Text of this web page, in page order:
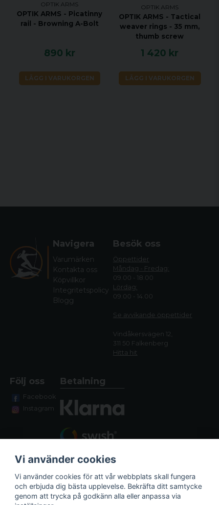
OPTIK ARMS
OPTIK ARMS - Picatinny
rail - Browning A-Bolt
890 kr
LÄGG I VARUKORGEN
OPTIK ARMS
OPTIK ARMS - Tactical
weaver rings - 35 mm,
thumb screw
1 420 kr
LÄGG I VARUKORGEN
Navigera
Varumärken
Kontakta oss
Köpvillkor
Integritetspolicy
Blogg
Besök oss
Öppettider
Måndag - Fredag:
09.00 - 18.00
Lördag:
09.00 - 14.00
Se avvikande öppettider
Vindåkersvägen 12,
311 50 Falkenberg
Hitta hit
Följ oss
Facebook
Instagram
Betalning
Fraktalternativ
Vi använder cookies
Vi använder cookies för att vår webbplats skall fungera
och erbjuda dig bästa upplevelse. Bekräfta ditt samtycke
genom att trycka på godkänn alla eller anpassa via